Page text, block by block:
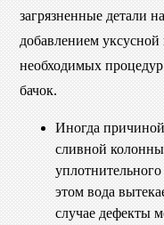
загрязненные детали
добавлением
необходимых
бачок.
Иногда
сливной
этом вода
случае дефекты